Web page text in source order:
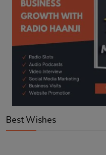
Best Wishes